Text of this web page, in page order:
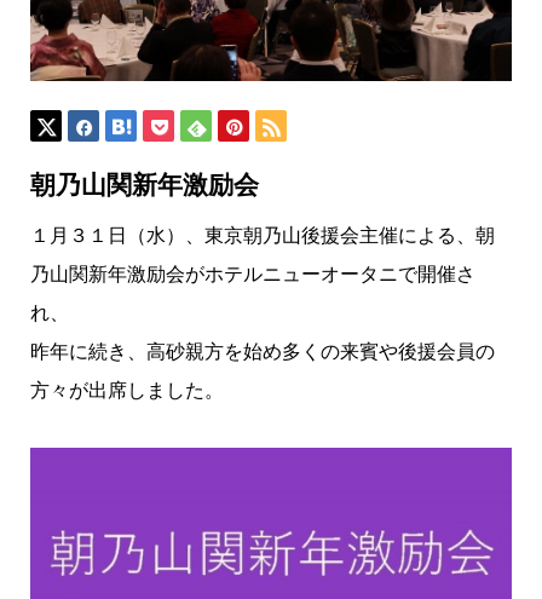
朝乃山関新年激励会
１月３１日（水）、東京朝乃山後援会主催による、朝
乃山関新年激励会がホテルニューオータニで開催さ
れ、
昨年に続き、高砂親方を始め多くの来賓や後援会員の
方々が出席しました。